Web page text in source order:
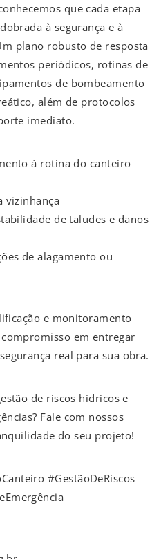
que cada etapa
à segurança e à
plano robusto de resposta
periódicos, rotinas de
de bombeamento
além de protocolos
imediato.
à rotina do canteiro
vizinhança
de taludes e danos
de alagamento ou
e monitoramento
em entregar
real para sua obra.
de riscos hídricos e
Fale com nossos
do seu projeto!
#GestãoDeRiscos